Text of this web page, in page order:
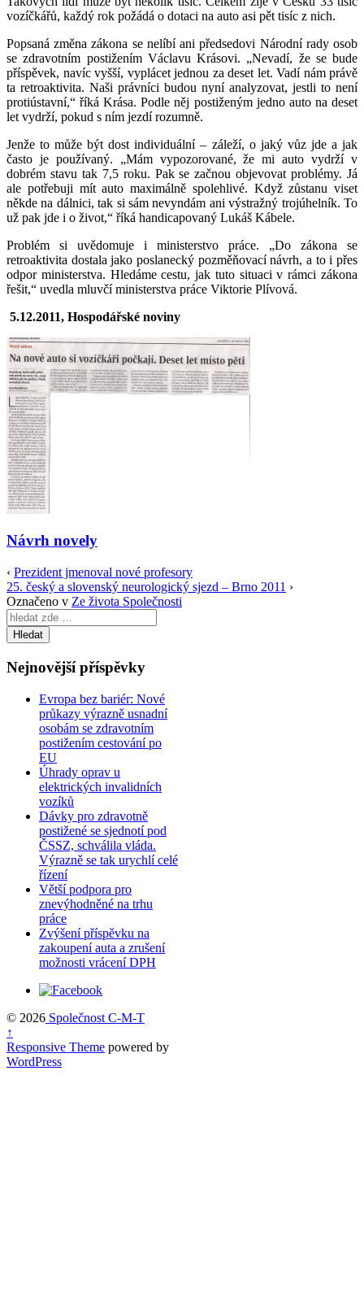
vozíčkářů, každý rok požádá o dotaci na auto asi pět tisíc z nich.
Popsaná změna zákona se nelíbí ani předsedovi Národní rady osob
se zdravotním postižením Václavu Krásovi. „Nevadí, že se bude
příspěvek, navíc vyšší, vyplácet jednou za deset let. Vadí nám právě
ta retroaktivita. Naši právníci budou nyní analyzovat, jestli to není
protiústavní,“ říká Krása. Podle něj postiženým jedno auto na deset
let vydrží, pokud s ním jezdí rozumně.
Jenže to může být dost individuální – záleží, o jaký vůz jde a jak
často je používaný. „Mám vypozorované, že mi auto vydrží v
dobrém stavu tak 7,5 roku. Pak se začnou objevovat problémy. Já
ale potřebuji mít auto maximálně spolehlivé. Když zůstanu viset
někde na dálnici, tak si sám nevyndám ani výstražný trojúhelník. To
už pak jde i o život,“ říká handicapovaný Lukáš Kábele.
Problém si uvědomuje i ministerstvo práce. „Do zákona se
retroaktivita dostala jako poslanecký pozměňovací návrh, a to i přes
odpor ministerstva. Hledáme cestu, jak tuto situaci v rámci zákona
řešit,“ uvedla mluvčí ministerstva práce Viktorie Plívová.
5.12.2011, Hospodářské noviny
Návrh novely
‹ Prezident jmenoval nové profesory
25. český a slovenský neurologický sjezd – Brno 2011 ›
Označeno v Ze života Společnosti
Search
for:
Nejnovější příspěvky
Evropa bez bariér: Nové
průkazy výrazně usnadní
osobám se zdravotním
postižením cestování po
EU
Úhrady oprav u
elektrických invalidních
vozíků
Dávky pro zdravotně
postižené se sjednotí pod
ČSSZ, schválila vláda.
Výrazně se tak urychlí celé
řízení
Větší podpora pro
znevýhodněné na trhu
práce
Zvýšení příspěvku na
zakoupení auta a zrušení
možnosti vrácení DPH
© 2026 Společnost C-M-T
↑
Responsive Theme powered by
WordPress